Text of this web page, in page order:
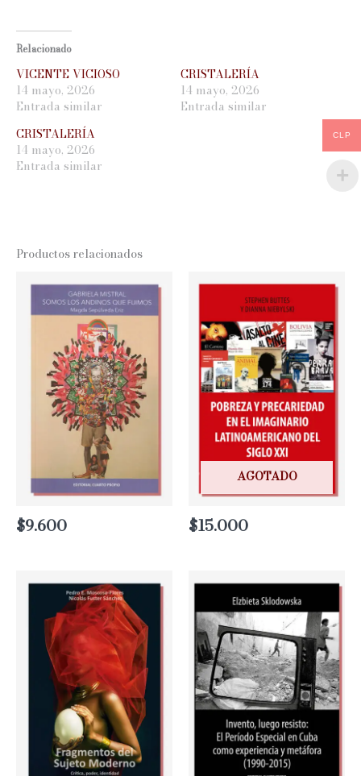
Relacionado
VICENTE VICIOSO
14 mayo, 2026
Entrada similar
CRISTALERÍA
14 mayo, 2026
Entrada similar
CRISTALERÍA
14 mayo, 2026
Entrada similar
Productos relacionados
$9.600
AGOTADO
$15.000
CLP